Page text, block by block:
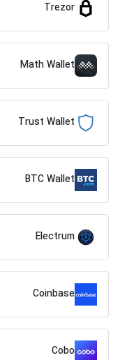
Trezor
Math Wallet
Trust Wallet
BTC Wallet
Electrum
Coinbase
Cobo